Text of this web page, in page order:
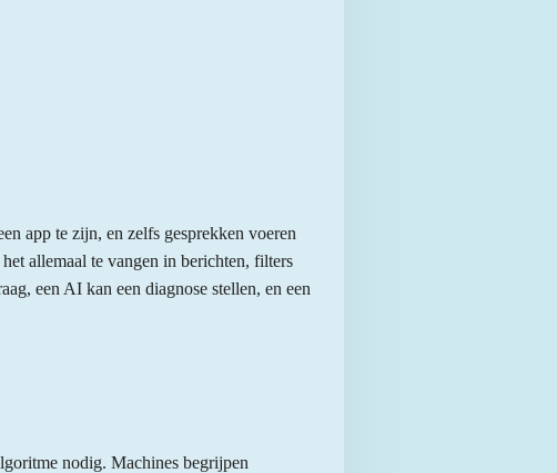
app te zijn, en zelfs gesprekken voeren
allemaal te vangen in berichten, filters
een AI kan een diagnose stellen, en een
nodig. Machines begrijpen